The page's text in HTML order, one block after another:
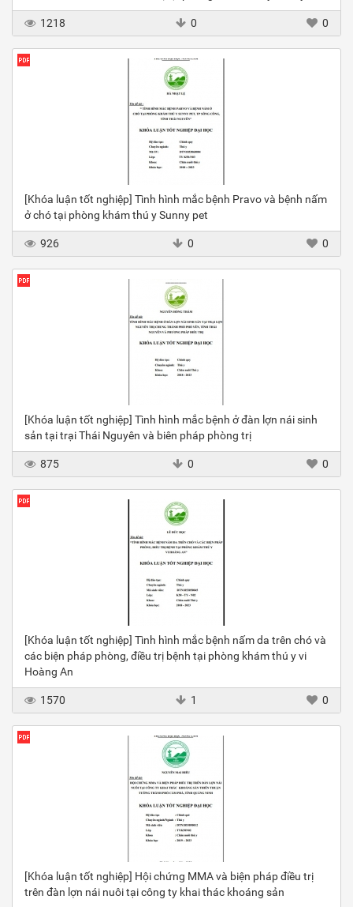
1218 0 0
[Khóa luận tốt nghiệp] Tình hình mắc bệnh Pravo và bệnh nấm
ở chó tại phòng khám thú y Sunny pet
926 0 0
[Khóa luận tốt nghiệp] Tình hình mắc bệnh ở đàn lợn nái sinh
sản tại trại Thái Nguyên và biên pháp phòng trị
875 0 0
[Khóa luận tốt nghiệp] Tình hình mắc bệnh nấm da trên chó và
các biện pháp phòng, điều trị bệnh tại phòng khám thú y vi
Hoàng An
1570 1 0
[Khóa luận tốt nghiệp] Hội chứng MMA và biện pháp điều trị
trên đàn lợn nái nuôi tại công ty khai thác khoáng sản